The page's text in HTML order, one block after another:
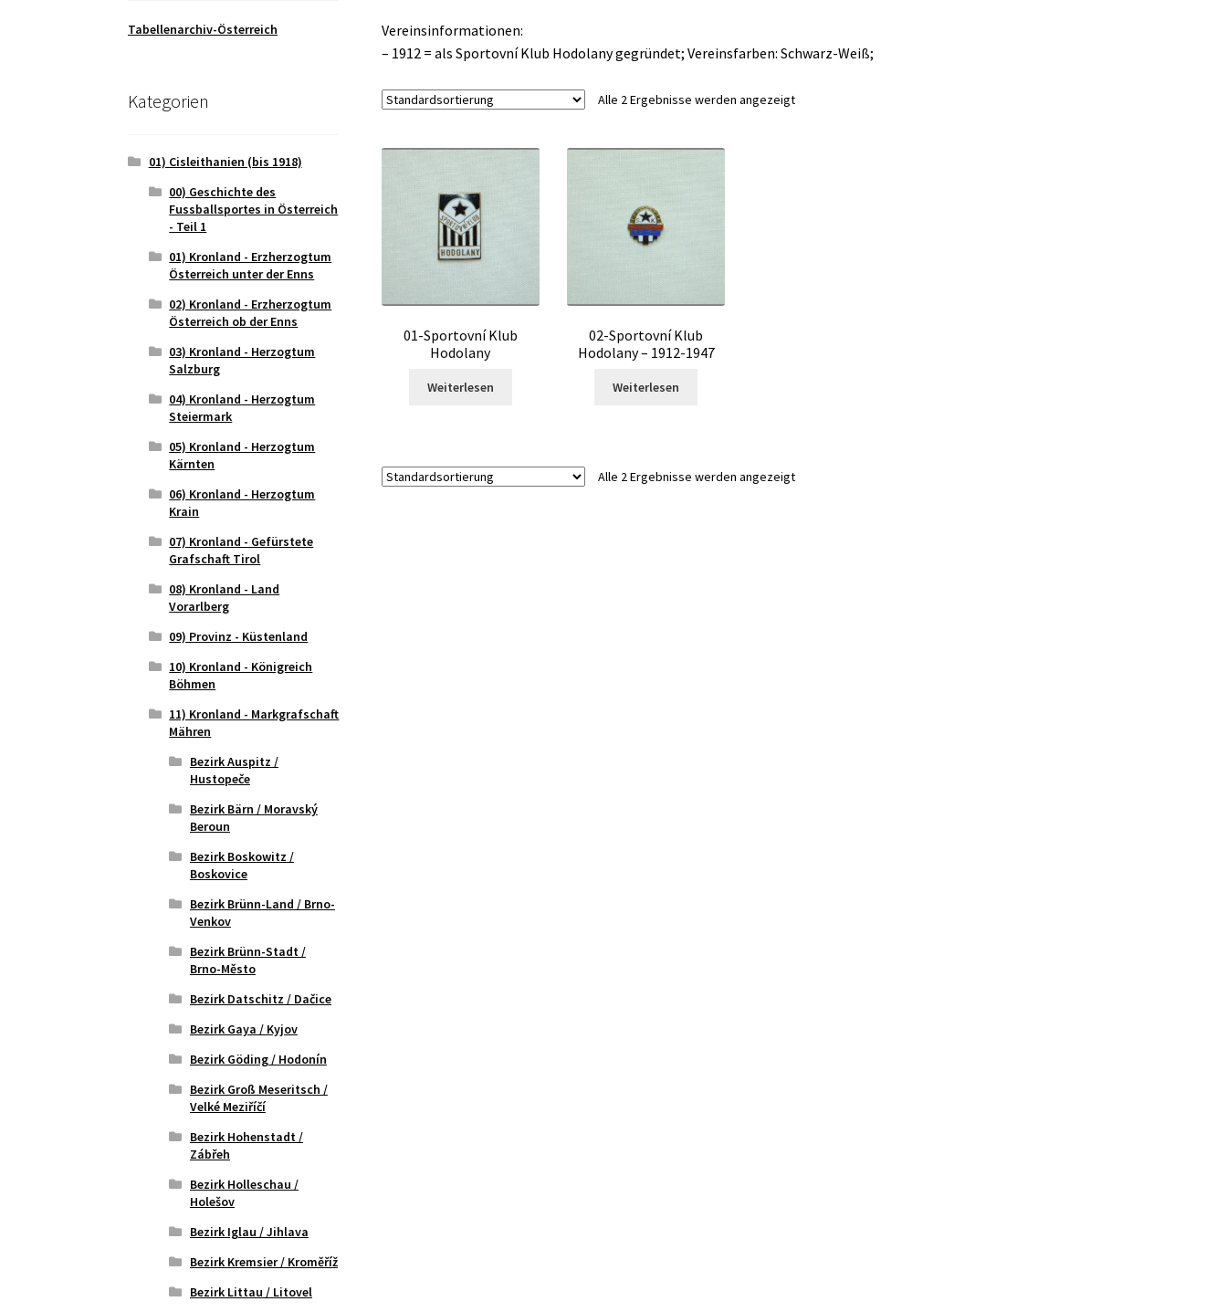
Vereinsinformationen:
– 1912 = als Sportovní Klub Hodolany gegründet; Vereinsfarben: Schwarz-Weiß;
Alle 2 Ergebnisse werden angezeigt
01-Sportovní Klub
Hodolany
Weiterlesen
02-Sportovní Klub
Hodolany – 1912-1947
Weiterlesen
Alle 2 Ergebnisse werden angezeigt
Tabellenarchiv-Österreich
Kategorien
01) Cisleithanien (bis 1918)
00) Geschichte des
Fussballsportes in Österreich
- Teil 1
01) Kronland - Erzherzogtum
Österreich unter der Enns
02) Kronland - Erzherzogtum
Österreich ob der Enns
03) Kronland - Herzogtum
Salzburg
04) Kronland - Herzogtum
Steiermark
05) Kronland - Herzogtum
Kärnten
06) Kronland - Herzogtum
Krain
07) Kronland - Gefürstete
Grafschaft Tirol
08) Kronland - Land
Vorarlberg
09) Provinz - Küstenland
10) Kronland - Königreich
Böhmen
11) Kronland - Markgrafschaft
Mähren
Bezirk Auspitz /
Hustopeče
Bezirk Bärn / Moravský
Beroun
Bezirk Boskowitz /
Boskovice
Bezirk Brünn-Land / Brno-
Venkov
Bezirk Brünn-Stadt /
Brno-Město
Bezirk Datschitz / Dačice
Bezirk Gaya / Kyjov
Bezirk Göding / Hodonín
Bezirk Groß Meseritsch /
Velké Meziříčí
Bezirk Hohenstadt /
Zábřeh
Bezirk Holleschau /
Holešov
Bezirk Iglau / Jihlava
Bezirk Kremsier / Kroměříž
Bezirk Littau / Litovel